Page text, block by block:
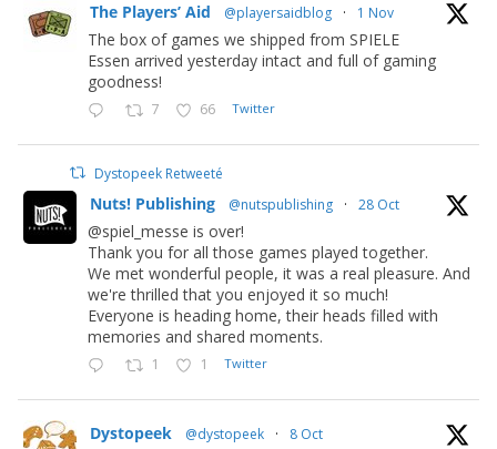
The Players’ Aid @playersaidblog · 1 Nov
The box of games we shipped from SPIELE
Essen arrived yesterday intact and full of gaming
goodness!
7 66 Twitter
Dystopeek Retweeté
Nuts! Publishing @nutspublishing · 28 Oct
@spiel_messe is over!
Thank you for all those games played together.
We met wonderful people, it was a real pleasure. And
we're thrilled that you enjoyed it so much!
Everyone is heading home, their heads filled with
memories and shared moments.
1 1 Twitter
Dystopeek @dystopeek · 8 Oct